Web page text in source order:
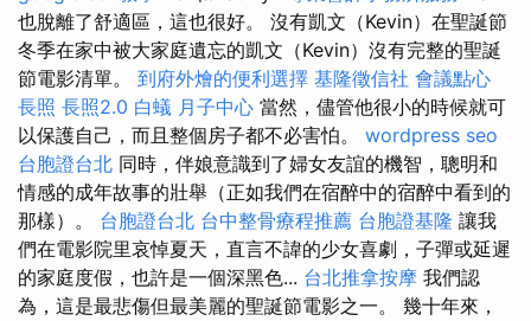
也脫離了舒適區，這也很好。 沒有凱文（Kevin）在聖誕節
冬季在家中被大家庭遺忘的凱文（Kevin）沒有完整的聖誕
節電影清單。 到府外燴的便利選擇 基隆徵信社 會議點心
長照 長照2.0 白蟻 月子中心 當然，儘管他很小的時候就可
以保護自己，而且整個房子都不必害怕。 wordpress seo
台胞證台北 同時，伴娘意識到了婦女友誼的機智，聰明和
情感的成年故事的壯舉（正如我們在宿醉中的宿醉中看到的
那樣）。 台胞證台北 台中整骨療程推薦 台胞證基隆 讓我
們在電影院里哀悼夏天，直言不諱的少女喜劇，子彈或延遲
的家庭度假，也許是一個深黑色... 台北推拿按摩 我們認
為，這是最悲傷但最美麗的聖誕節電影之一。 幾十年來，